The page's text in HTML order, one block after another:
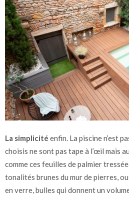
La simplicité enfin. La piscine n’est
choisis ne sont pas tape à l’œil mais
comme ces feuilles de palmier
tonalités brunes du mur de pierres,
en verre, bulles qui donnent un